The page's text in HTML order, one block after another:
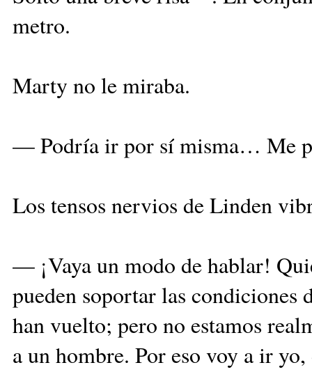
metro.
Marty no le miraba.
— Podría ir por sí misma… Me
Los tensos nervios de Linden
— ¡Vaya un modo de hablar!
pueden soportar las condiciones
han vuelto; pero no estamos
a un hombre. Por eso voy a ir